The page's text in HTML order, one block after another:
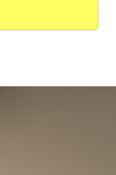
、あらかじめご本
対応
供のために必